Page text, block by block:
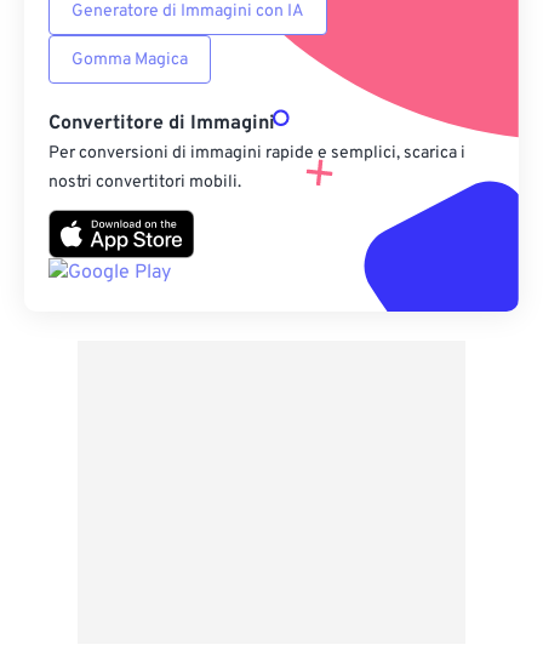
Generatore di Immagini con IA
Gomma Magica
Convertitore di Immagini
Per conversioni di immagini rapide e semplici, scarica i
nostri convertitori mobili.